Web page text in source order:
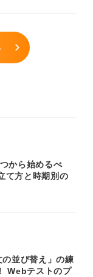
から始めるべ
て方と時期別の
並び替え」の練
Webテストのプ